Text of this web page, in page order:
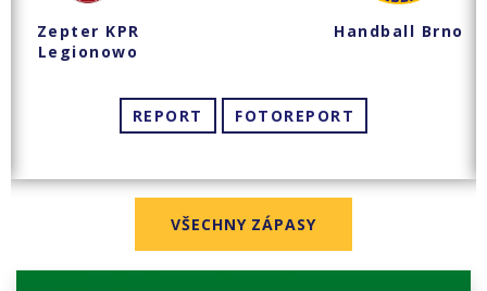
Zepter KPR
Legionowo
Handball Brno
REPORT FOTOREPORT
VŠECHNY ZÁPASY